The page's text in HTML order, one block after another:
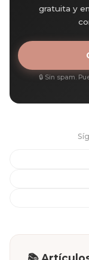
gratuita y
🔒 Sin spam.